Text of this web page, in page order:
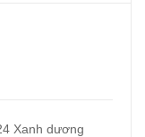
Xanh dương